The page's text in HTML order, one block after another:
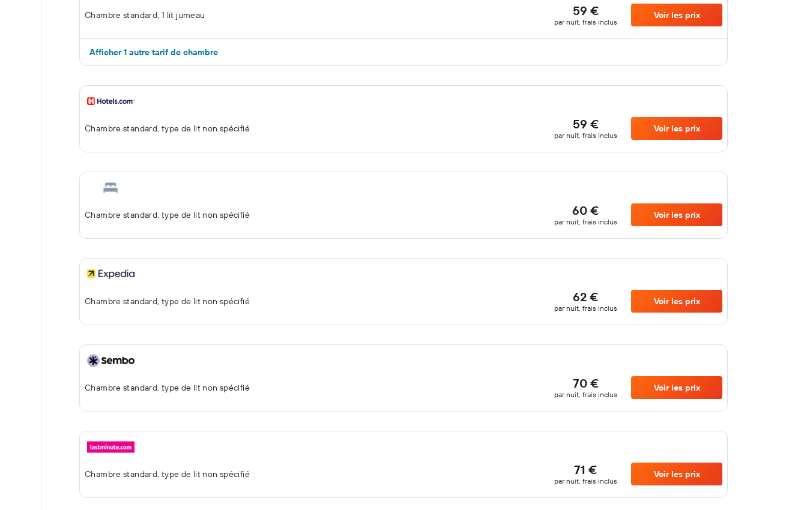
Chambre standard, 1 lit jumeau 59 €
par nuit, frais inclus
Voir les prix
Afficher 1 autre tarif de chambre
Chambre standard, type de lit non spécifié 59 €
par nuit, frais inclus
Voir les prix
Chambre standard, type de lit non spécifié 60 €
par nuit, frais inclus
Voir les prix
Chambre standard, type de lit non spécifié 62 €
par nuit, frais inclus
Voir les prix
Chambre standard, type de lit non spécifié 70 €
par nuit, frais inclus
Voir les prix
Chambre standard, type de lit non spécifié 71 €
par nuit, frais inclus
Voir les prix